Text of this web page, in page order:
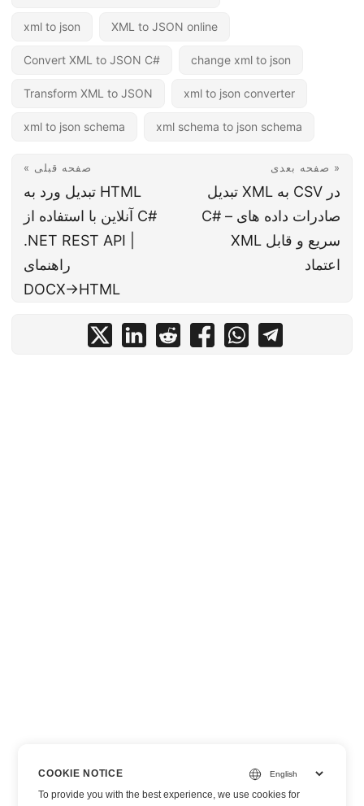
xml to json XML to JSON online
Convert XML to JSON C# change xml to json
Transform XML to JSON xml to json converter
xml to json schema xml schema to json schema
« صفحه قبلی
تبدیل ورد به HTML
آنلاین با استفاده از C#
.NET REST API |
راهنمای
DOCX→HTML
صفحه بعدی »
تبدیل XML به CSV در
C# – صادرات داده های
XML سریع و قابل
اعتماد
COOKIE NOTICE
To provide you with the best experience, we use cookies for